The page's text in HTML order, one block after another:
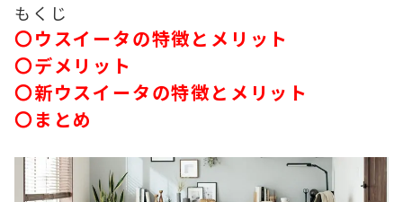
もくじ
〇ウスイータの特徴とメリット
〇デメリット
〇新ウスイータの特徴とメリット
〇まとめ